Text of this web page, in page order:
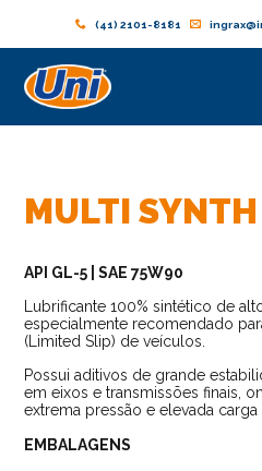
(41) 2101-8181
MULTI
API GL-5 | SAE 75W90
Lubrificante 100% sintético de
especialmente recomendado
(Limited Slip) de veículos.
Possui aditivos de grande
em eixos e transmissões finais,
extrema pressão e elevada carga
EMBALAGENS